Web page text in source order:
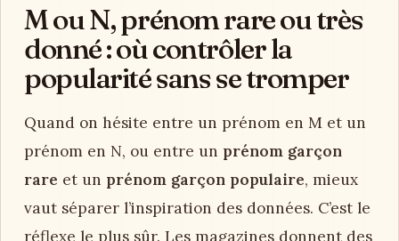
M ou N, prénom rare ou très
donné : où contrôler la
popularité sans se tromper
Quand on hésite entre un prénom en M et un
prénom en N, ou entre un prénom garçon
rare et un prénom garçon populaire, mieux
vaut séparer l’inspiration des données. C’est le
réflexe le plus sûr. Les magazines donnent des